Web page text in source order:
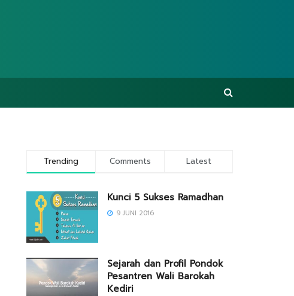
Trending Comments Latest
Kunci 5 Sukses Ramadhan
9 JUNI 2016
Sejarah dan Profil Pondok
Pesantren Wali Barokah
Kediri